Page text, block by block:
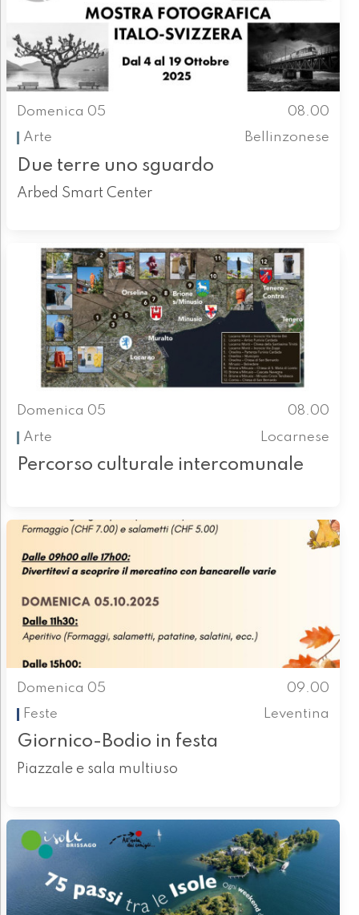
Domenica 05
08.00
Arte
Bellinzonese
Due terre uno sguardo
Arbed Smart Center
Domenica 05
08.00
Arte
Locarnese
Percorso culturale intercomunale
Domenica 05
09.00
Feste
Leventina
Giornico-Bodio in festa
Piazzale e sala multiuso